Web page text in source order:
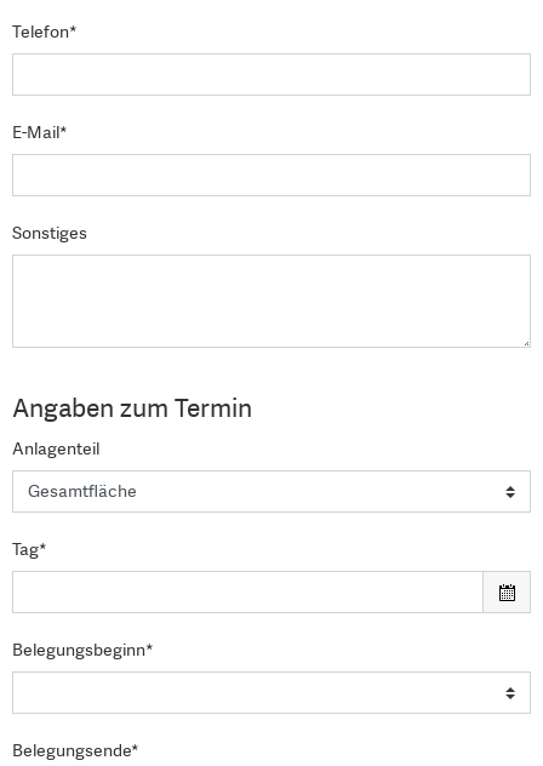
Telefon*
E-Mail*
Sonstiges
Angaben zum Termin
Anlagenteil
Tag*
Belegungsbeginn*
Belegungsende*